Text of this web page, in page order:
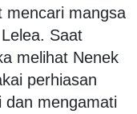
mencari mangsa
Saat
melihat Nenek
perhiasan
dan mengamati